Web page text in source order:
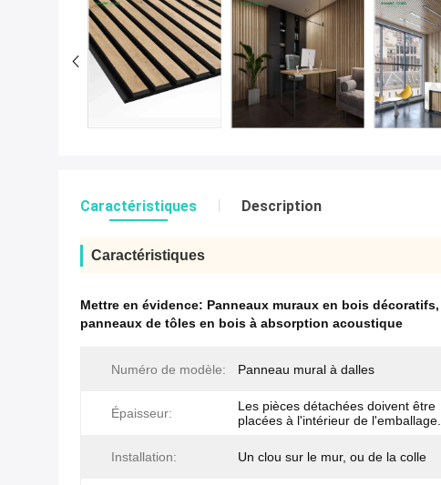
Caractéristiques Description
Caractéristiques
Mettre en évidence: Panneaux muraux en bois décoratifs,
panneaux de tôles en bois à absorption acoustique
Numéro de modèle: Panneau mural à dalles
Épaisseur:
Les pièces détachées doivent être
placées à l'intérieur de l'emballage.
Installation: Un clou sur le mur, ou de la colle